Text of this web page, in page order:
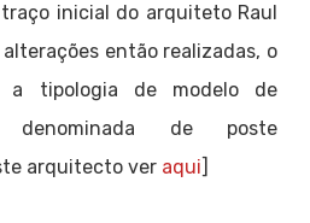
inicial do arquiteto Raul
então realizadas, o
a tipologia de modelo de
denominada de poste
arquitecto ver aqui